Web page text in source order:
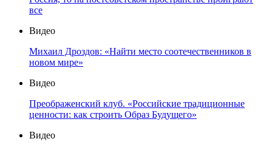
все
Видео
Михаил Дроздов: «Найти место соотечественников в
новом мире»
Видео
Преображенский клуб. «Российские традиционные
ценности: как строить Образ Будущего»
Видео